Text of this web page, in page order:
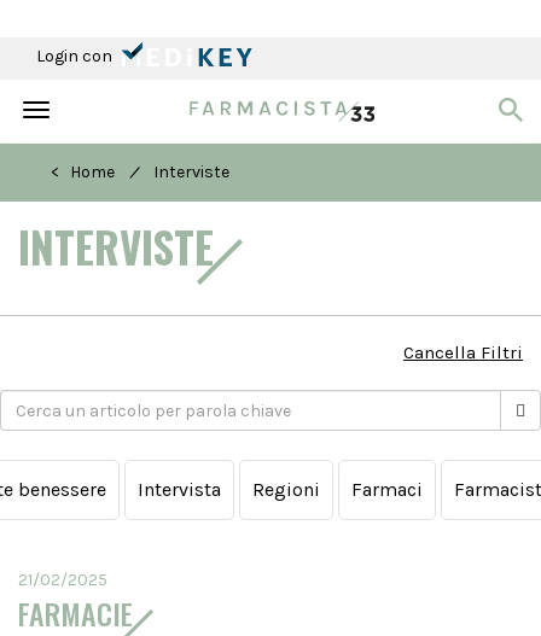
Login con
Toggle
< Home
/ Interviste
INTERVISTE
Cancella Filtri
benessere Intervista Regioni Farmaci
21/02/2025
FARMACIE